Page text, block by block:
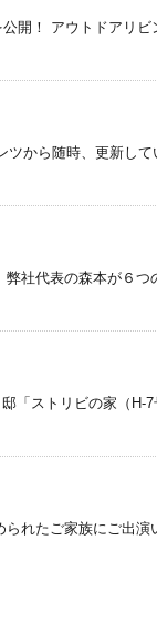
開！ アウトドアリ
から随時、更新し
社代表の森本が６つ
「ストリビの家（H-
れたご家族にご出演